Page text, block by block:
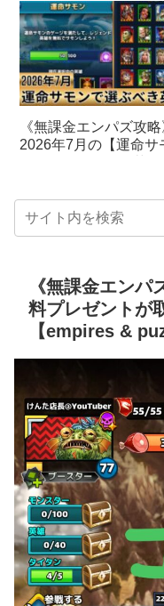
《無課金エンパズ攻略
2026年7月の【運命サ
《無課金エン
料プレゼントが
【empires &